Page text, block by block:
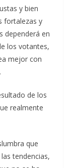
y bien
fortalezas y
dependerá en
los votantes,
mejor con
de los
realmente
que
tendencias,